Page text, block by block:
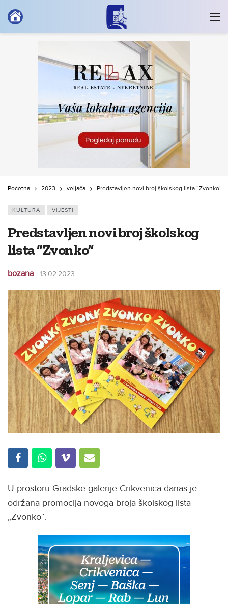
Početna 2023 veljača Predstavljen novi broj školskog lista “Zvonko”
KULTURA VIJESTI
Predstavljen novi broj školskog
lista “Zvonko”
bozana 13.02.2023
U prostoru Gradske galerije Crikvenica danas je
održana promocija novoga broja školskog lista
„Zvonko“.